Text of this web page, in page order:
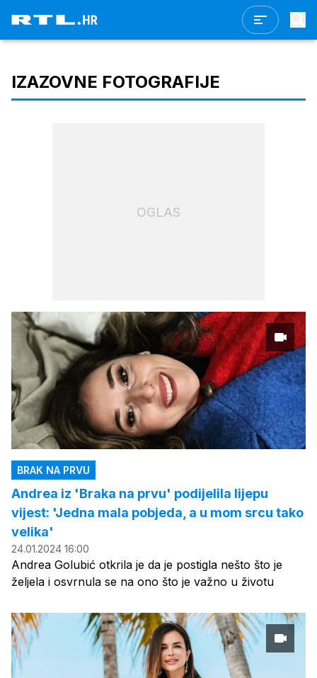
IZAZOVNE FOTOGRAFIJE
OGLAS
BRAK NA PRVU
Andrea iz 'Braka na prvu' podijelila lijepu
vijest: 'Jedna mala pobjeda, a u mom srcu tako
velika'
24.01.2024 16:00
Andrea Golubić otkrila je da je postigla nešto što je
željela i osvrnula se na ono što je važno u životu